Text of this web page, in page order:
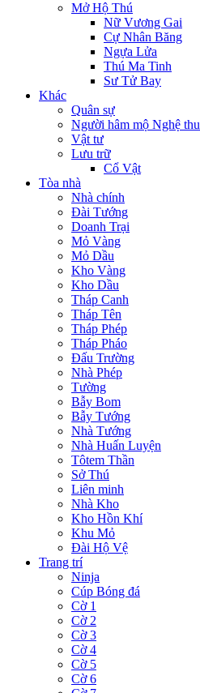
Mở Hộ Thú
Nữ Vương Gai
Cự Nhân Băng
Ngựa Lửa
Thú Ma Tinh
Sư Tử Bay
Khác
Quân sự
Người hâm mộ Nghệ
Vật tư
Lưu trữ
Cổ Vật
Tòa nhà
Nhà chính
Đài Tướng
Doanh Trại
Mỏ Vàng
Mỏ Dầu
Kho Vàng
Kho Dầu
Tháp Canh
Tháp Tên
Tháp Phép
Tháp Pháo
Đấu Trường
Nhà Phép
Tường
Bẫy Bom
Bẫy Tướng
Nhà Tướng
Nhà Huấn Luyện
Tôtem Thần
Sở Thú
Liên minh
Nhà Kho
Kho Hồn Khí
Khu Mỏ
Đài Hộ Vệ
Trang trí
Ninja
Cúp Bóng đá
Cờ 1
Cờ 2
Cờ 3
Cờ 4
Cờ 5
Cờ 6